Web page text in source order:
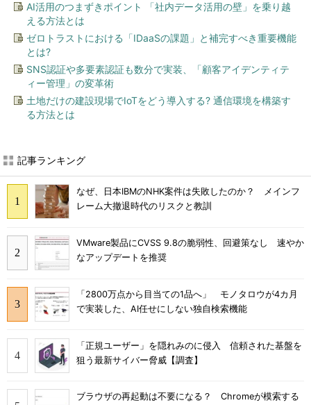
AI活用のつまずきポイント 「社内データ活用の壁」を乗り越
える方法とは
ゼロトラストにおける「IDaaSの課題」と補完すべき重要機能
とは?
SNS認証や多要素認証も数分で実装、「顧客アイデンティテ
ィー管理」の変革術
土地だけの建設現場でIoTをどう導入する? 通信環境を構築す
る方法とは
記事ランキング
なぜ、日本IBMのNHK案件は失敗したのか？ メインフ
レーム大撤退時代のリスクと教訓
VMware製品にCVSS 9.8の脆弱性、回避策なし 速やか
なアップデートを推奨
「2800万点から目当ての1品へ」 モノタロウが4カ月
で実装した、AI任せにしない独自検索機能
「正規ユーザー」を隠れみのに侵入 信頼された基盤を
狙う最新サイバー脅威【調査】
ブラウザの再起動は不要になる？ Chromeが模索する